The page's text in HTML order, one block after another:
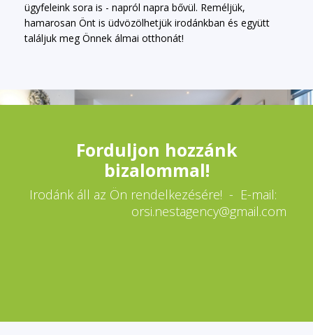
ügyfeleink sora is - napról napra bővül. Reméljük,
hamarosan Önt is üdvözölhetjük irodánkban és együtt
találjuk meg Önnek álmai otthonát!
Forduljon hozzánk
bizalommal!
Irodánk áll az Ön rendelkezésére! - E-mail:
orsi.nestagency@gmail.com